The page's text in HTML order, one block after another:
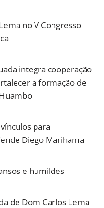
no V Congresso
integra cooperação
a formação de
para
Diego Marihama
e humildes
de Dom Carlos Lema